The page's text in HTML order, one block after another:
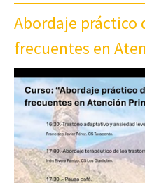
Abordaje práctico
frecuentes en